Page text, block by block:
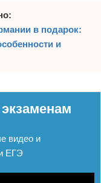
в подарок:
и
видео и
ЕГЭ